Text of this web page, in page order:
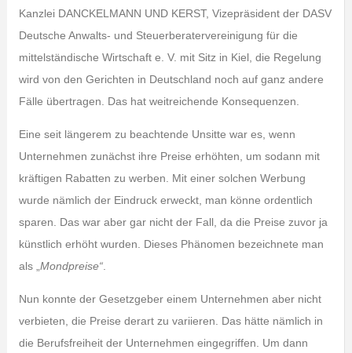
Kanzlei DANCKELMANN UND KERST, Vizepräsident der DASV
Deutsche Anwalts- und Steuerberatervereinigung für die
mittelständische Wirtschaft e. V. mit Sitz in Kiel, die Regelung
wird von den Gerichten in Deutschland noch auf ganz andere
Fälle übertragen. Das hat weitreichende Konsequenzen.
Eine seit längerem zu beachtende Unsitte war es, wenn
Unternehmen zunächst ihre Preise erhöhten, um sodann mit
kräftigen Rabatten zu werben. Mit einer solchen Werbung
wurde nämlich der Eindruck erweckt, man könne ordentlich
sparen. Das war aber gar nicht der Fall, da die Preise zuvor ja
künstlich erhöht wurden. Dieses Phänomen bezeichnete man
als „ Mondpreise“.
Nun konnte der Gesetzgeber einem Unternehmen aber nicht
verbieten, die Preise derart zu variieren. Das hätte nämlich in
die Berufsfreiheit der Unternehmen eingegriffen. Um dann